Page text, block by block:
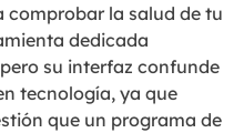
comprobar la salud de tu
dedicada
su interfaz confunde
tecnología, ya que
que un programa de